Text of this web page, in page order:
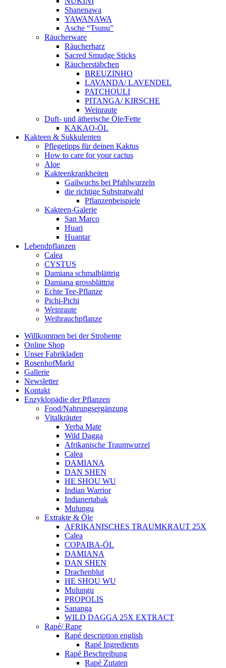
Shanenawa
YAWANAWA
Asche “Tsunu”
Räucherware
Räucherharz
Sacred Smudge Sticks
Räucherstäbchen
BREUZINHO
LAVANDA/ LAVENDEL
PATCHOULI
PITANGA/ KIRSCHE
Weinraute
Duft- und ätherische Öle/Fette
KAKAO-ÖL
Kakteen & Sukkulenten
Pflegetipps für deinen Kaktus
How to care for your cactus
Aloe
Kakteenkrankheiten
Gailwuchs bei Pfahlwurzeln
die richtige Substratwahl
Pflanzenbeispiele
Kakteen-Galerie
San Marco
Huari
Huantar
Lebendpflanzen
Calea
CYSTUS
Damiana schmalblättrig
Damiana grossblättrig
Echte Tee-Pflanze
Pichi-Pichi
Weinraute
Weihrauchpflanze
Willkommen bei der Strohente
Online Shop
Unser Fabrikladen
RosenhofMarkt
Gallerie
Newsletter
Kontakt
Enzyklopädie der Pflanzen
Food/Nahrungsergänzung
Vitalkräuter
Yerba Mate
Wild Dagga
Afrikanische Traumwurzel
Calea
DAMIANA
DAN SHEN
HE SHOU WU
Indian Warrior
Indianertabak
Mulungu
Extrakte & Öle
AFRIKANISCHES TRAUMKRAUT 25X
Calea
COPAIBA-ÖL
DAMIANA
DAN SHEN
Drachenblut
HE SHOU WU
Mulungu
PROPOLIS
Sananga
WILD DAGGA 25X EXTRACT
Rapé/ Rape
Rapé description english
Rapé Ingredients
Rapé Beschreibung
Rapé Zutaten